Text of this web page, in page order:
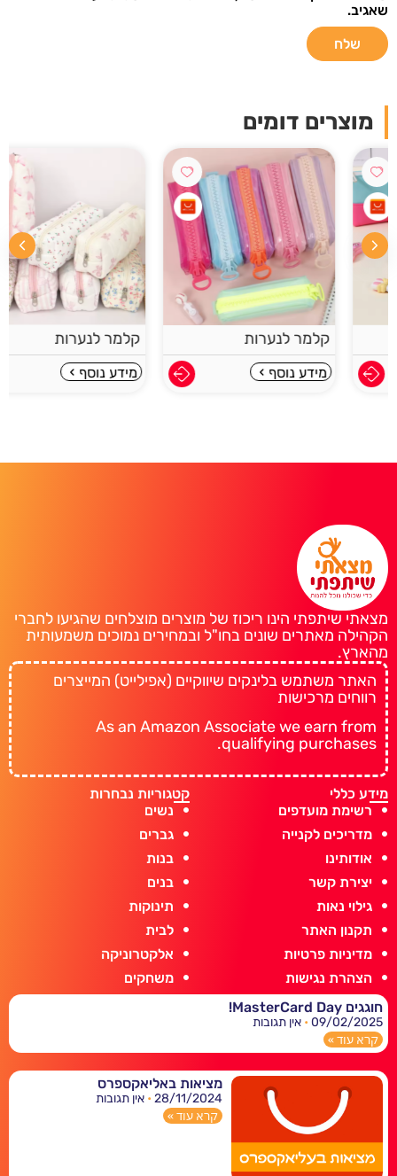
שאגיב.
מוצרים דומים
קלמר לנערות
מידע נוסף
קלמר לנערות
מידע נוסף
מצאתי שיתפתי הינו ריכוז של מוצרים מוצלחים שהגיעו לחברי
הקהילה מאתרים שונים בחו"ל ובמחירים נמוכים משמעותית
מהארץ.
האתר משתמש בלינקים שיווקיים (אפילייט) המייצרים
רווחים מרכישות
As an Amazon Associate we earn from
qualifying purchases.
מידע כללי
רשימת מועדפים
מדריכים לקנייה
אודותינו
יצירת קשר
גילוי נאות
תקנון האתר
מדיניות פרטיות
הצהרת נגישות
קטגוריות נבחרות
נשים
גברים
בנות
בנים
תינוקות
לבית
אלקטרוניקה
משחקים
חוגגים MasterCard Day!
09/02/2025 אין תגובות
קרא עוד »
מציאות באליאקספרס
28/11/2024 אין תגובות
קרא עוד »